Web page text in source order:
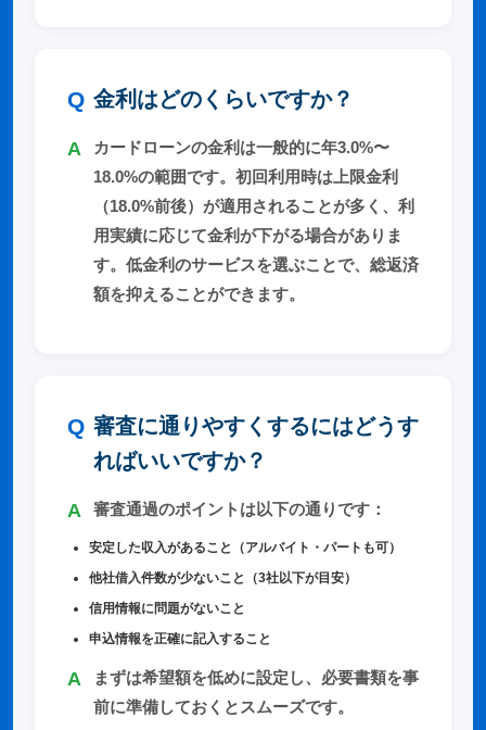
金利はどのくらいですか？
カードローンの金利は一般的に年3.0%〜
18.0%の範囲です。初回利用時は上限金利
（18.0%前後）が適用されることが多く、利
用実績に応じて金利が下がる場合がありま
す。低金利のサービスを選ぶことで、総返済
額を抑えることができます。
審査に通りやすくするにはどうす
ればいいですか？
審査通過のポイントは以下の通りです：
安定した収入があること（アルバイト・パートも可）
他社借入件数が少ないこと（3社以下が目安）
信用情報に問題がないこと
申込情報を正確に記入すること
まずは希望額を低めに設定し、必要書類を事
前に準備しておくとスムーズです。